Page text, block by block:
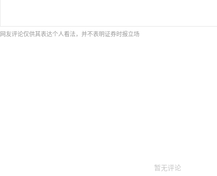
网友评论仅供其表达个人看法，并不表明证券时报立场
暂无评论